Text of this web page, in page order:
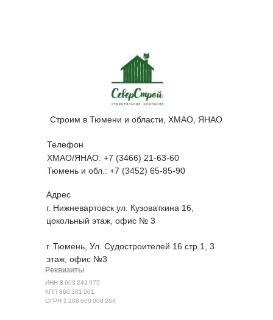
Телефон
Строим в Тюмени и области, ХМАО, ЯНАО
ХМАО/ЯНАО: +7 (3466) 21-63-60
Тюмень и обл.: +7 (3452) 65-85-90
Адрес
г. Нижневартовск ул. Кузоваткина 16,
цокольный этаж, офис № 3
г. Тюмень, ​Ул. Судостроителей 16 стр.1, 3
этаж, офис №3
Реквизиты
ИНН 8 603 242 075
КПП 860 301 001
ОГРН 1 208 600 008 264